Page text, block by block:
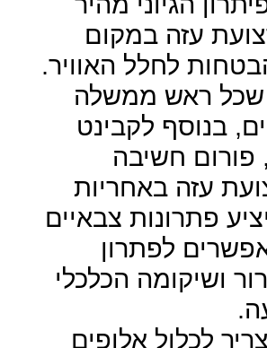
עזה במקום
לחלל האוויר.
שכל ראש ממשלה
בנוסף לקבינט
פורום חשיבה
עזה באחריות
פתרונות צבאיים
אפשרים לפתרון
ושיקומה הכלכלי
לכלול אלופים